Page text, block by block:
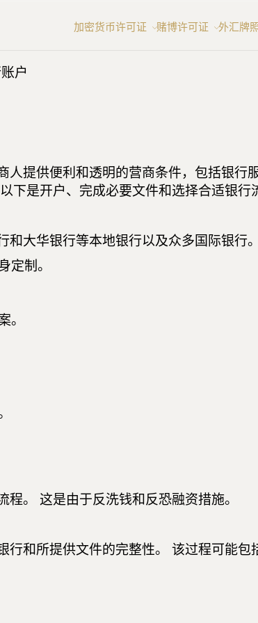
加密货币许可证 赌博许可证 外汇牌
户
提供便利和透明的营商条件，包括银行
下是开户、完成必要文件和选择合适银行
大华银行等本地银行以及众多国际银行
定制。
。
。 这是由于反洗钱和反恐融资措施。
行和所提供文件的完整性。 该过程可能包